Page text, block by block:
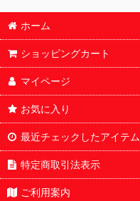
ホーム
ショッピングカート
マイページ
お気に入り
最近チェックしたアイテム
特定商取引法表示
ご利用案内